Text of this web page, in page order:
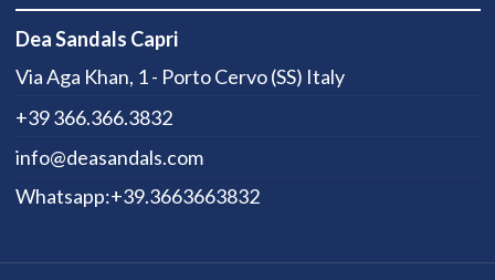
Dea Sandals Capri
Via Aga Khan, 1 - Porto Cervo (SS) Italy
+39 366.366.3832
info@deasandals.com
Whatsapp:+39.3663663832